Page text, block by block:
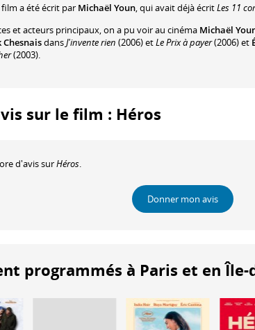
a été écrit par Michaël Youn, qui avait déjà écritLes 11
et acteurs principaux, on a pu voir au cinéma Michaël
ChesnaisdansJ'invente rien (2006) etLe Prix à payer(2006) et
(2003).
sur le film : Héros
d'avis surHéros.
Donner mon avis
programmés à Paris et en Île-